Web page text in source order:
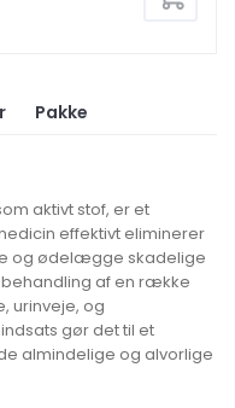
Pakke
aktivt stof, er et
effektivt eliminerer
og ødelægge skadelige
af en række
urinveje, og
gør det til et
almindelige og alvorlige